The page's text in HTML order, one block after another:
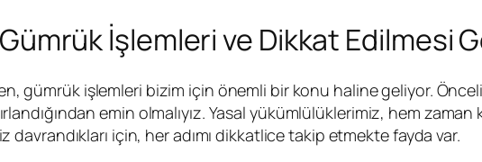
İşlemleri ve Dikkat Edilmesi
gümrük işlemleri bizim için önemli bir konu haline geliyor.
emin olmalıyız. Yasal yükümlülüklerimiz, hem
davrandıkları için, her adımı dikkatlice takip etmekte fayda var.